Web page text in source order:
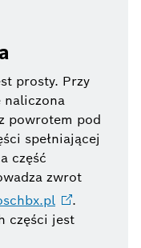
prosty. Przy
naliczona
powrotem pod
spełniającej
część
zwrot
.
części jest